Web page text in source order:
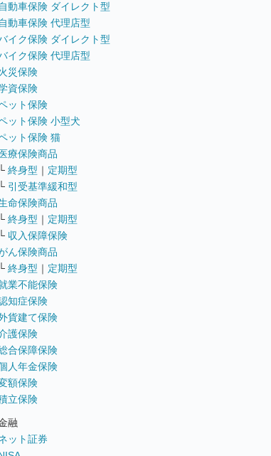
自動車保険 ダイレクト型
自動車保険 代理店型
イク保険 ダイレクト型
イク保険 代理店型
災保険
資保険
ット保険
ット保険 小型犬
ット保険 猫
医療保険商品
└ 終身型 ｜ 定期型
└ 引受基準緩和型
命保険商品
└ 終身型 ｜ 定期型
└ 収入保障保険
ん保険商品
└ 終身型 ｜ 定期型
業不能保険
知症保険
貨建て保険
護保険
合保障保険
人年金保険
額保険
立保険
融
ット証券